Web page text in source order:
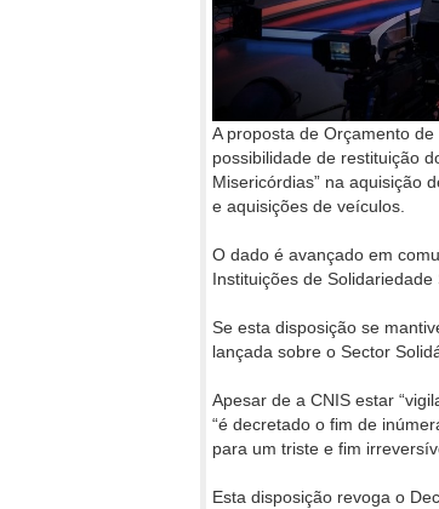
A proposta de Orçamento
possibilidade de restituição
Misericórdias” na aquisição
e aquisições de veículos.
O dado é avançado em
Instituições de Solidariedade
Se esta disposição se
lançada sobre o Sector
Apesar de a CNIS estar
“é decretado o fim de
para um triste e fim
Esta disposição revoga o